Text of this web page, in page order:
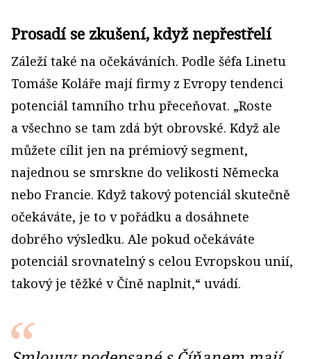
Prosadí se zkušení, když nepřestřelí
Záleží také na očekáváních. Podle šéfa Linetu
Tomáše Koláře mají firmy z Evropy tendenci
potenciál tamního trhu přeceňovat. „Roste
a všechno se tam zdá být obrovské. Když ale
můžete cílit jen na prémiový segment,
najednou se smrskne do velikosti Německa
nebo Francie. Když takový potenciál skutečně
očekáváte, je to v pořádku a dosáhnete
dobrého výsledku. Ale pokud očekáváte
potenciál srovnatelný s celou Evropskou unií,
takový je těžké v Číně naplnit,“ uvádí.